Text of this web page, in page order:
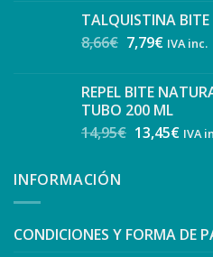
TALQUISTINA
8,66€ 7,79€ IVA inc.
REPEL BITE
TUBO 200 ML
14,95€ 13,45€ IVA
INFORMACIÓN
CONDICIONES Y FORMA DE